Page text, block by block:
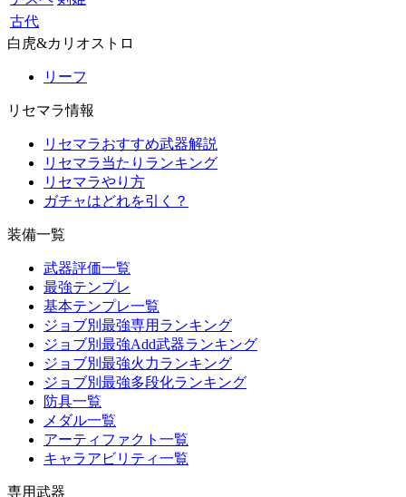
古代
白虎&カリオストロ
リーフ
リセマラ情報
リセマラおすすめ武器解説
リセマラ当たりランキング
リセマラやり方
ガチャはどれを引く？
装備一覧
武器評価一覧
最強テンプレ
基本テンプレ一覧
ジョブ別最強専用ランキング
ジョブ別最強Add武器ランキング
ジョブ別最強火力ランキング
ジョブ別最強多段化ランキング
防具一覧
メダル一覧
アーティファクト一覧
キャラアビリティ一覧
専用武器